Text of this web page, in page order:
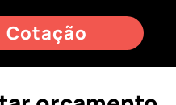
Cotação